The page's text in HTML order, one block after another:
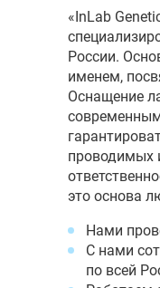
«InLab
России.
именем,
Оснащение
проводимых
это основа
Нами
С нами
по всей